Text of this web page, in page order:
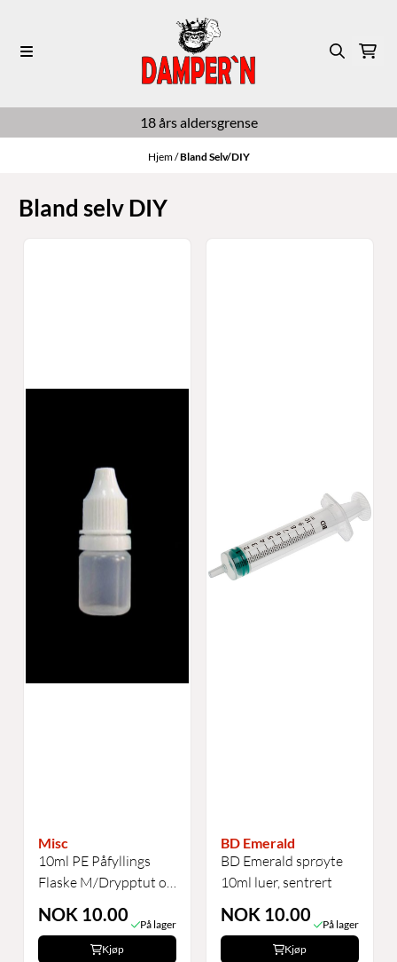
18 års aldersgrense
Hjem/Bland Selv/DIY
Bland selv DIY
Misc
10ml PE Påfyllings
Flaske M/Drypptut og
...NOK 10.00
På lager
Kjøp
BD Emerald
BD Emerald sprøyte
10ml luer, sentrert
NOK 10.00
På lager
Kjøp